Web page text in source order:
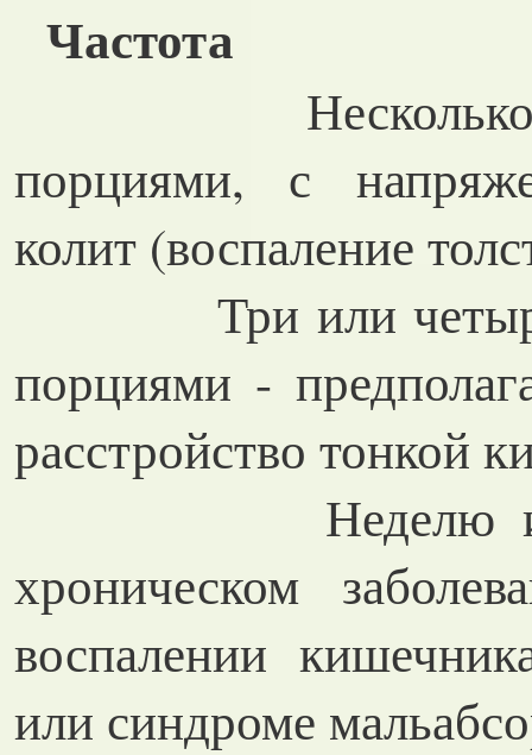
Частота
Несколько раз
порциями, с
колит (воспаление
Три или четыре
порциями -
расстройство тонкой
Неделю или
хроническом
воспалении
или синдроме